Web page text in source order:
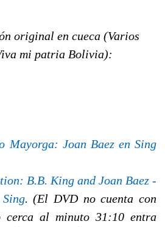
original en cueca (Varios
mi patria Bolivia):
Mayorga: Joan Baez en Sing
B.B. King and Joan Baez -
. (El DVD no cuenta con
cerca al minuto 31:10 entra